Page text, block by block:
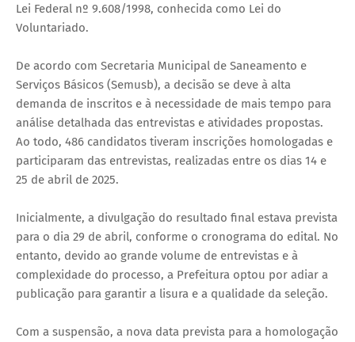
Lei Federal nº 9.608/1998, conhecida como Lei do
Voluntariado.
De acordo com Secretaria Municipal de Saneamento e
Serviços Básicos (Semusb), a decisão se deve à alta
demanda de inscritos e à necessidade de mais tempo para
análise detalhada das entrevistas e atividades propostas.
Ao todo, 486 candidatos tiveram inscrições homologadas e
participaram das entrevistas, realizadas entre os dias 14 e
25 de abril de 2025.
Inicialmente, a divulgação do resultado final estava prevista
para o dia 29 de abril, conforme o cronograma do edital. No
entanto, devido ao grande volume de entrevistas e à
complexidade do processo, a Prefeitura optou por adiar a
publicação para garantir a lisura e a qualidade da seleção.
Com a suspensão, a nova data prevista para a homologação